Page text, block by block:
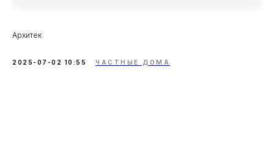
Архитек
2025-07-02 10:55 ЧАСТНЫЕ ДОМА